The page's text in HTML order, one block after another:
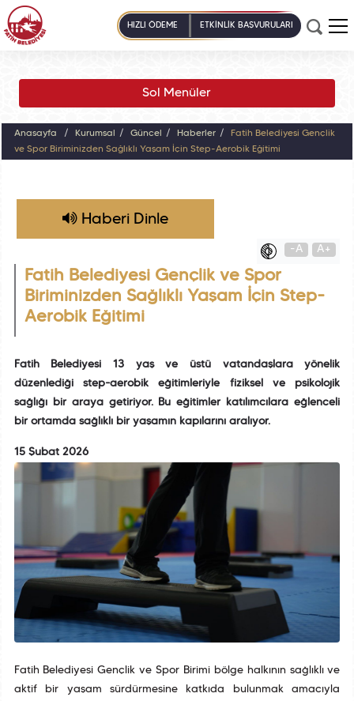
HIZLI ÖDEME ETKİNLİK BAŞVURULARI
Sol Menüler
Anasayfa Kurumsal Güncel Haberler
Fatih Belediyesi Gençlik
ve Spor Biriminizden Sağlıklı Yaşam İçin Step-Aerobik Eğitimi
Haberi Dinle
-A A+
Fatih Belediyesi Gençlik ve Spor
Biriminizden Sağlıklı Yaşam İçin Step-
Aerobik Eğitimi
Fatih Belediyesi 13 yaş ve üstü vatandaşlara yönelik
düzenlediği step-aerobik eğitimleriyle fiziksel ve psikolojik
sağlığı bir araya getiriyor. Bu eğitimler katılımcılara eğlenceli
bir ortamda sağlıklı bir yaşamın kapılarını aralıyor.
15 Şubat 2026
Fatih Belediyesi Gençlik ve Spor Birimi bölge halkının sağlıklı ve
aktif bir yaşam sürdürmesine katkıda bulunmak amacıyla